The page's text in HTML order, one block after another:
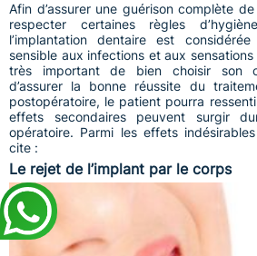
Afin d’assurer une guérison complète
respecter certaines règles
l’implantation dentaire est
sensible aux infections et aux
très important de bien choisir son
d’assurer la bonne réussite du
postopératoire, le patient pourra
effets secondaires peuvent surgir
opératoire. Parmi les effets
cite :
Le rejet de l’implant par le corps